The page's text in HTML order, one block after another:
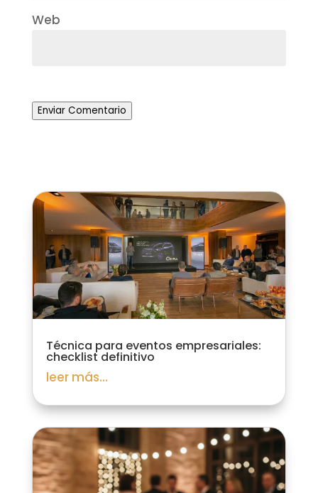
Web
Enviar Comentario
Técnica para eventos empresariales:
checklist definitivo
leer más...